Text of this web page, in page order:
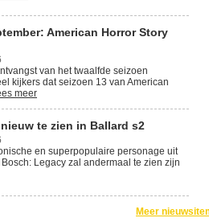
American Horror Story
van het twaalfde seizoen
kijkers dat seizoen 13 van American
meer
te zien in Ballard s2
en superpopulaire personage uit
Legacy zal andermaal te zien zijn
Meer